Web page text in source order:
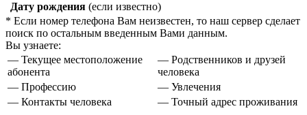
Дату рождения (если известно)
* Если номер телефона Вам неизвестен, то наш сервер сделает
поиск по остальным введенным Вами данным.
Вы узнаете:
— Текущее местоположение
абонента
— Родственников и друзей
человека
— Профессию
— Увлечения
— Контакты человека
— Точный адрес проживания